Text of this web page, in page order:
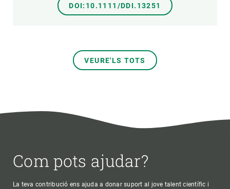
DOI:10.1111/DDI.13251
VEURE'LS TOTS
Com pots ajudar?
La teva contribució ens ajuda a donar suport al jove talent científic i